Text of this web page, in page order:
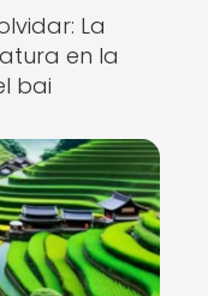
La
en la
bai